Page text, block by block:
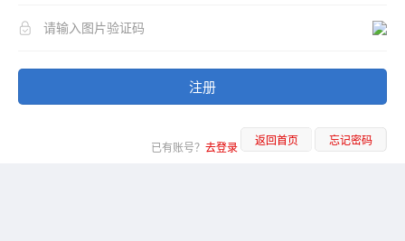
注册
已有账号？ 去登录 返回首页 忘记密码